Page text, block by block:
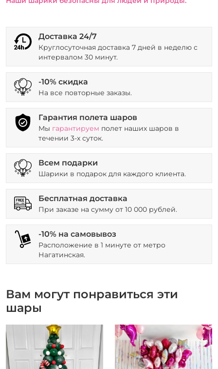
Доставка 24/7
Круглосуточная доставка 7 дней в неделю с
интервалом 30 минут.
-10% скидка
На все повторные заказы.
Гарантия полета шаров
Мы гарантируем полет наших шаров в
течении 3-х суток.
Всем подарки
Шарики в подарок для каждого клиента.
Бесплатная доставка
При заказе на сумму от 10 000 рублей.
-10% на самовывоз
Расположение в 1 минуте от метро
Нагатинская.
Вам могут понравиться эти
шары